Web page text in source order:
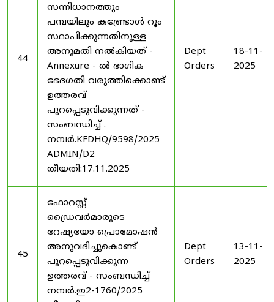
44
സന്നിധാനത്തും
പമ്പയിലും കണ്ട്രോൾ റൂം
സ്ഥാപിക്കുന്നതിനുള്ള
അനുമതി നൽകിയത് -
Annexure - ൽ ഭാഗിക
ഭേദഗതി വരുത്തിക്കൊണ്ട്
ഉത്തരവ്
പുറപ്പെടുവിക്കുന്നത് -
സംബന്ധിച്ച് .
നമ്പർ.KFDHQ/9598/2025
ADMIN/D2
തീയതി:17.11.2025
Dept
Orders
18-11-
2025
45
ഫോറസ്റ്റ്
ഡ്രൈവർമാരുടെ
റേഷ്യയോ പ്രൊമോഷൻ
അനുവദിച്ചുകൊണ്ട്
പുറപ്പെടുവിക്കുന്ന
ഉത്തരവ് - സംബന്ധിച്ച്
നമ്പർ.ഇ2-1760/2025
Dept
Orders
13-11-
2025